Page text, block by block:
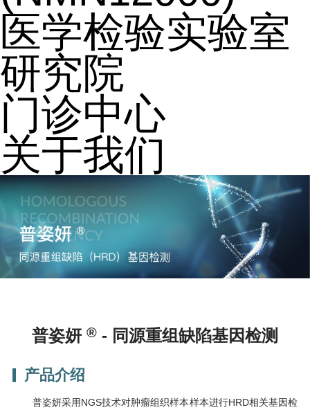
医学检验实验室
研究院
门诊中心
关于我们
普姿妍 ® - 同源重组缺陷基因检测
产品介绍
普姿妍采用NGS技术对肿瘤组织样本样本进行HRD相关基因检